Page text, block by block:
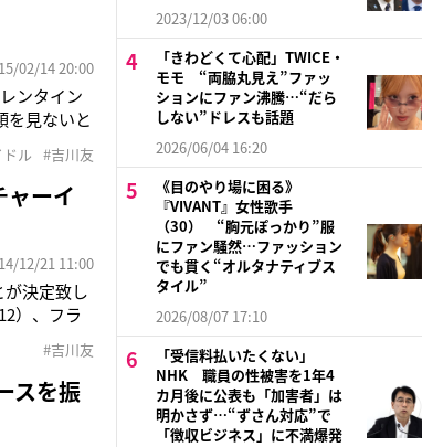
02/14 20:00
ンタイン
を見ないと
回のイベン
ル #吉川友
ーイ
12/21 11:00
決定致し
）、フラ
#吉川友
スを振
2023/12/03 06:00
「きわどくて心配」TWICE・
モモ “両脇丸見え”ファッ
ションにファン沸騰…“だら
しない”ドレスも話題
2026/06/04 16:20
《目のやり場に困る》
『VIVANT』女性歌手
（30） “胸元ぽっかり”服
にファン騒然…ファッション
でも貫く“オルタナティブス
タイル”
2026/08/07 17:10
「受信料払いたくない」
NHK 職員の性被害を1年4
カ月後に公表も「加害者」は
明かさず…“ずさん対応”で
「徴収ビジネス」に不満爆発